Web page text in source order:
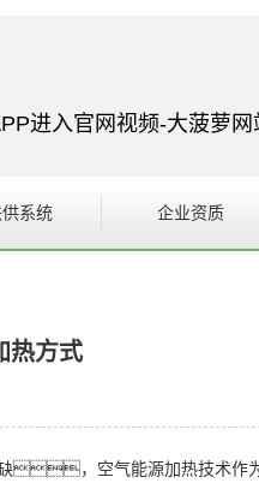
进入官网视频-大菠萝
系统 企业资质
热方式
缺，空气能源加热技术